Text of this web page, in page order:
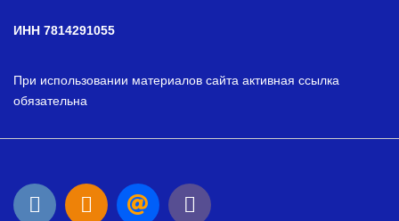
ИНН 7814291055
При использовании материалов сайта активная ссылка
обязательна